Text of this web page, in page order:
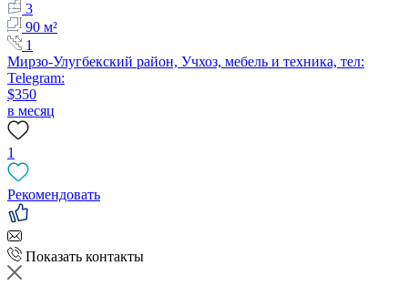
3
90 м²
1
Мирзо-Улугбекский район, Учхоз, мебель и техника, тел:
Telegram:
$350
в месяц
1
Рекомендовать
Показать контакты